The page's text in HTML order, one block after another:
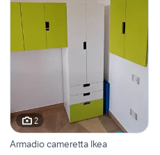
2
Armadio cameretta Ikea